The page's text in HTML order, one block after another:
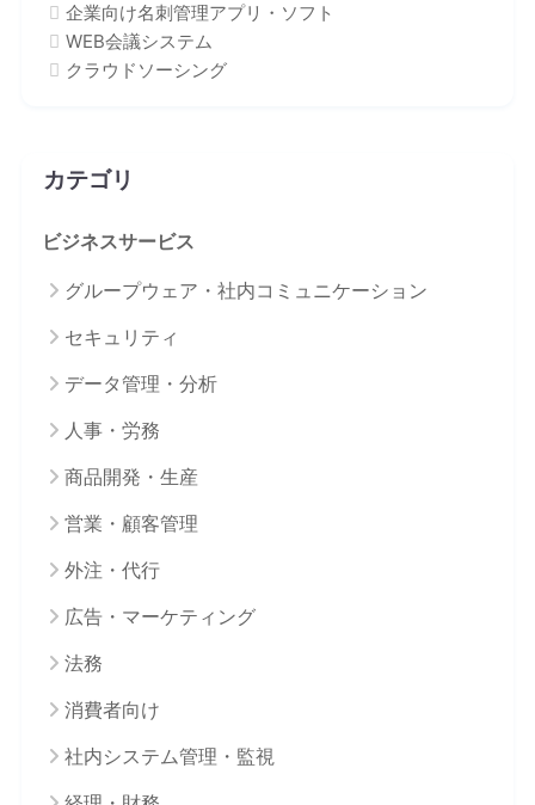
企業向け名刺管理アプリ・ソフト
WEB会議システム
クラウドソーシング
カテゴリ
ビジネスサービス
グループウェア・社内コミュニケーション
セキュリティ
データ管理・分析
人事・労務
商品開発・生産
営業・顧客管理
外注・代行
広告・マーケティング
法務
消費者向け
社内システム管理・監視